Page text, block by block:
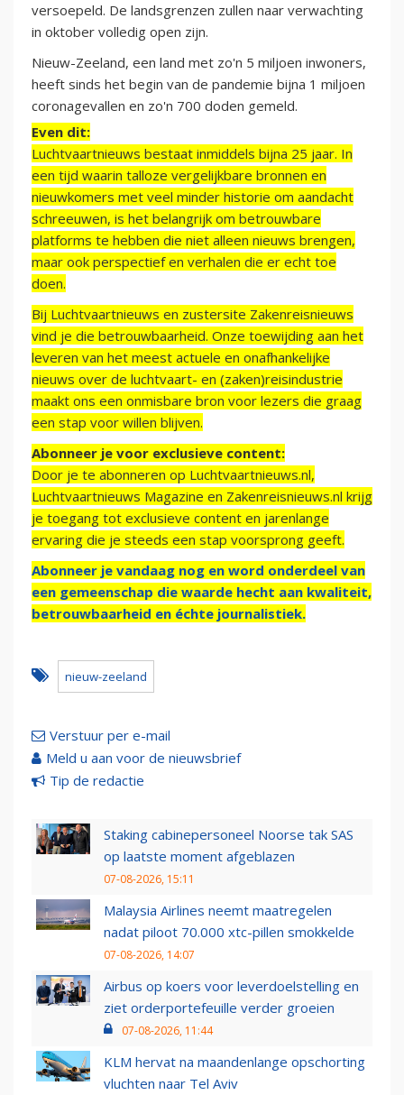
versoepeld. De landsgrenzen zullen naar verwachting
in oktober volledig open zijn.
Nieuw-Zeeland, een land met zo'n 5 miljoen inwoners,
heeft sinds het begin van de pandemie bijna 1 miljoen
coronagevallen en zo'n 700 doden gemeld.
Even dit:
Luchtvaartnieuws bestaat inmiddels bijna 25 jaar. In
een tijd waarin talloze vergelijkbare bronnen en
nieuwkomers met veel minder historie om aandacht
schreeuwen, is het belangrijk om betrouwbare
platforms te hebben die niet alleen nieuws brengen,
maar ook perspectief en verhalen die er echt toe
doen.
Bij Luchtvaartnieuws en zustersite Zakenreisnieuws
vind je die betrouwbaarheid. Onze toewijding aan het
leveren van het meest actuele en onafhankelijke
nieuws over de luchtvaart- en (zaken)reisindustrie
maakt ons een onmisbare bron voor lezers die graag
een stap voor willen blijven.
Abonneer je voor exclusieve content:
Door je te abonneren op Luchtvaartnieuws.nl,
Luchtvaartnieuws Magazine en Zakenreisnieuws.nl krijg
je toegang tot exclusieve content en jarenlange
ervaring die je steeds een stap voorsprong geeft.
Abonneer je vandaag nog en word onderdeel van
een gemeenschap die waarde hecht aan kwaliteit,
betrouwbaarheid en échte journalistiek.
nieuw-zeeland
Verstuur per e-mail
Meld u aan voor de nieuwsbrief
Tip de redactie
Staking cabinepersoneel Noorse tak SAS
op laatste moment afgeblazen
07-08-2026, 15:11
Malaysia Airlines neemt maatregelen
nadat piloot 70.000 xtc-pillen smokkelde
07-08-2026, 14:07
Airbus op koers voor leverdoelstelling en
ziet orderportefeuille verder groeien
07-08-2026, 11:44
KLM hervat na maandenlange opschorting
vluchten naar Tel Aviv